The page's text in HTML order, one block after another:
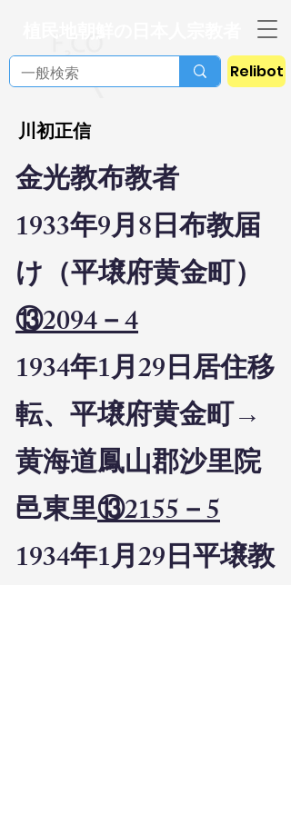
Relibot
川初正信
金光教布教者
1933年9月8日布教届
け（平壌府黄金町）
⑬2094－4
1934年1月29日居住移
転、平壌府黄金町→
黄海道鳳山郡沙里院
邑東里⑬2155－5
1934年1月29日平壌教